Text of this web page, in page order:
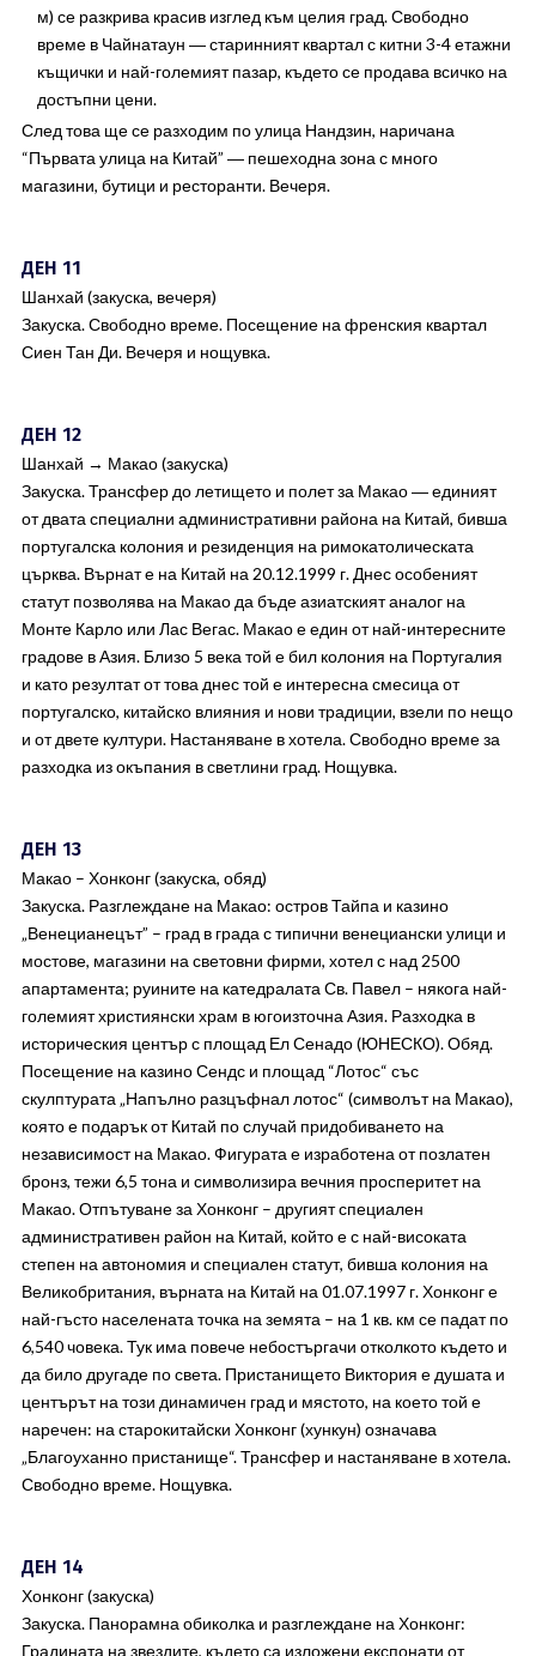
м) се разкрива красив изглед към целия град. Свободно
време в Чайнатаун ― старинният квартал с китни 3-4 етажни
къщички и най-големият пазар, където се продава всичко на
достъпни цени.
След това ще се разходим по улица Нандзин, наричана
“Първата улица на Китай” ― пешеходна зона с много
магазини, бутици и ресторанти. Вечеря.
ДЕН 11
Шанхай (закуска, вечеря)
Закуска. Свободно време. Посещение на френския квартал
Сиен Тан Ди. Вечеря и нощувка.
ДЕН 12
Шанхай → Макао (закуска)
Закуска. Трансфер до летището и полет за Макао ― единият
от двата специални административни района на Китай, бивша
португалска колония и резиденция на римокатолическата
църква. Върнат е на Китай на 20.12.1999 г. Днес особеният
статут позволява на Макао да бъде азиатският аналог на
Монте Карло или Лас Вегас. Макао е един от най-интересните
градове в Азия. Близо 5 века той е бил колония на Португалия
и като резултат от това днес той е интересна смесица от
португалско, китайско влияния и нови традиции, взели по нещо
и от двете култури. Настаняване в хотела. Свободно време за
разходка из окъпания в светлини град. Нощувка.
ДЕН 13
Макао – Хонконг (закуска, обяд)
Закуска. Разглеждане на Макао: остров Тайпа и казино
„Венецианецът” – град в града с типични венециански улици и
мостове, магазини на световни фирми, хотел с над 2500
апартамента; руините на катедралата Св. Павел – някога най-
големият християнски храм в югоизточна Азия. Разходка в
историческия център с площад Ел Сенадо (ЮНЕСКО). Обяд.
Посещение на казино Сендс и площад “Лотос“ със
скулптурата „Напълно разцъфнал лотос“ (символът на Макао),
която е подарък от Китай по случай придобиването на
независимост на Макао. Фигурата е изработена от позлатен
бронз, тежи 6,5 тона и символизира вечния просперитет на
Макао. Отпътуване за Хонконг – другият специален
административен район на Китай, който е с най-високата
степен на автономия и специален статут, бивша колония на
Великобритания, върната на Китай на 01.07.1997 г. Хонконг е
най-гъсто населената точка на земята – на 1 кв. км се падат по
6,540 човека. Тук има повече небостъргачи отколкото където и
да било другаде по света. Пристанището Виктория е душата и
центърът на този динамичен град и мястото, на което той е
наречен: на старокитайски Хонконг (хункун) означава
„Благоуханно пристанище“. Трансфер и настаняване в хотела.
Свободно време. Нощувка.
ДЕН 14
Хонконг (закуска)
Закуска. Панорамна обиколка и разглеждане на Хонконг:
Градината на звездите, където са изложени експонати от